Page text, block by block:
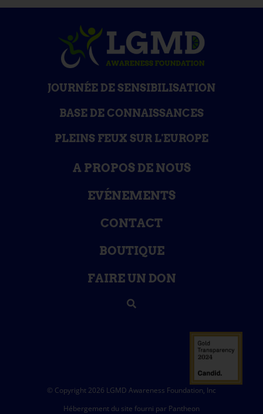
JOURNÉE DE SENSIBILISATION
BASE DE CONNAISSANCES
PLEINS FEUX SUR L'EUROPE
A PROPOS DE NOUS
EVÉNEMENTS
CONTACT
BOUTIQUE
FAIRE UN DON
© Copyright 2026 LGMD Awareness Foundation, Inc
Hébergement du site fourni par Pantheon